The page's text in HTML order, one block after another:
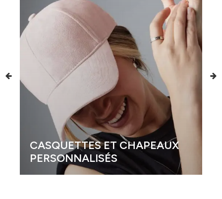
CASQUETTES ET CHAPEAUX
PERSONNALISÉS